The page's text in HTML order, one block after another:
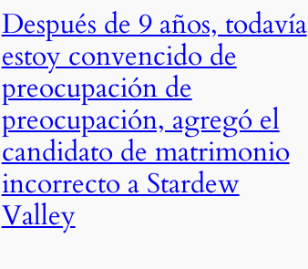
Después de 9 años, todavía
estoy convencido de
preocupación de
preocupación, agregó el
candidato de matrimonio
incorrecto a Stardew
Valley